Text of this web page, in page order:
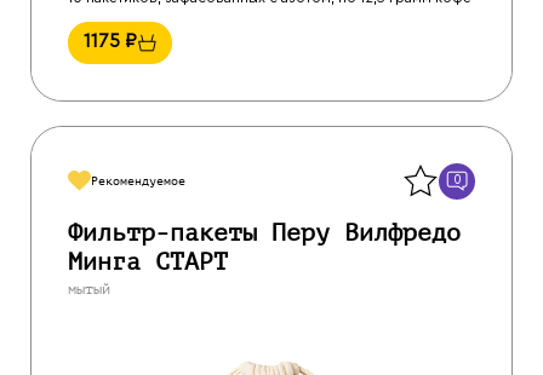
1175 ₽
Рекомендуемое 0
Фильтр-пакеты Перу Вилфредо
Минга СТАРТ
мытый